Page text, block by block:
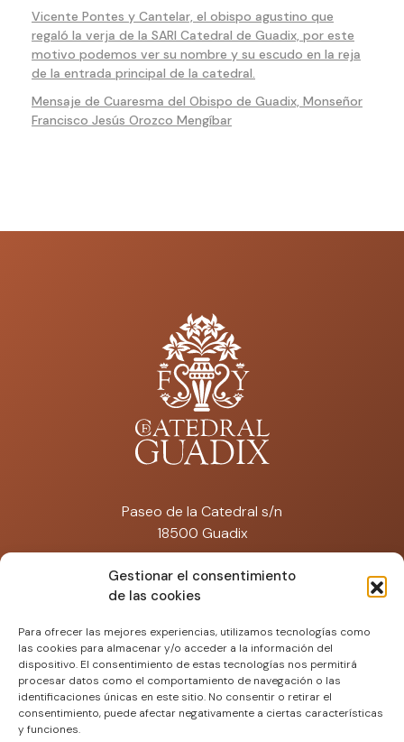
Gestionar el consentimiento
de las cookies
Para ofrecer las mejores experiencias, utilizamos tecnologías como
las cookies para almacenar y/o acceder a la información del
dispositivo. El consentimiento de estas tecnologías nos permitirá
procesar datos como el comportamiento de navegación o las
identificaciones únicas en este sitio. No consentir o retirar el
consentimiento, puede afectar negativamente a ciertas características
y funciones.
Vicente Pontes y Cantelar, el obispo agustino que
regaló la verja de la SARI Catedral de Guadix, por este
motivo podemos ver su nombre y su escudo en la reja
de la entrada principal de la catedral.
Mensaje de Cuaresma del Obispo de Guadix, Monseñor
Francisco Jesús Orozco Mengíbar
Paseo de la Catedral s/n
18500 Guadix
catedraldeguadix@artisplendore.com
Tfno: 692 574 671